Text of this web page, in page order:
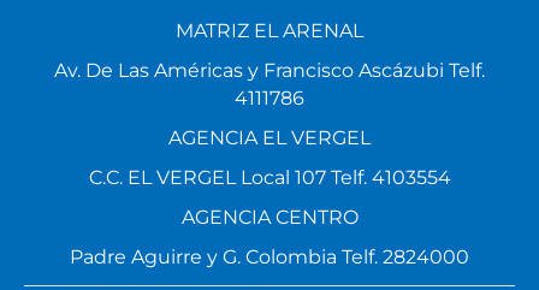
MATRIZ EL ARENAL
Av. De Las Américas y Francisco Ascázubi Telf.
4111786
AGENCIA EL VERGEL
C.C. EL VERGEL Local 107 Telf. 4103554
AGENCIA CENTRO
Padre Aguirre y G. Colombia Telf. 2824000